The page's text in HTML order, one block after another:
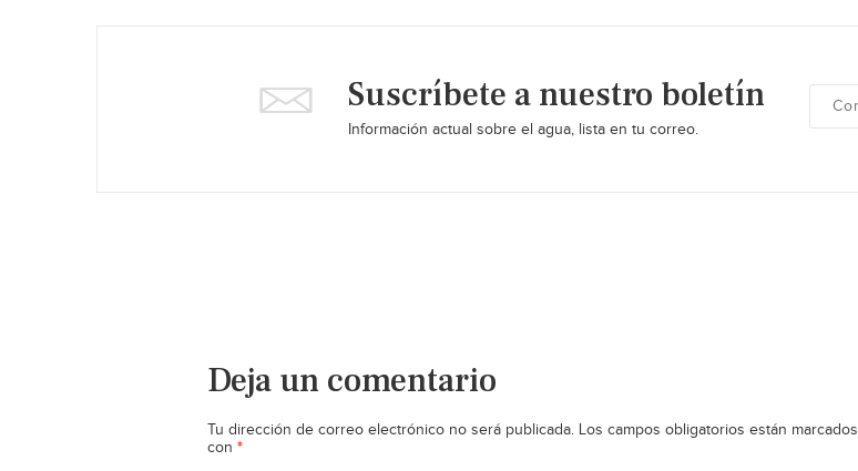
Suscríbete a nuestro boletín
Información actual sobre el agua, lista en tu correo.
Deja un comentario
Tu dirección de correo electrónico no será publicada. Los campos obligatorios están marcados
con *